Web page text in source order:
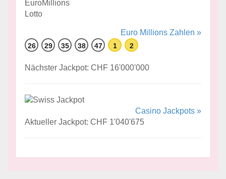
Euro Millions Zahlen »
26 29 35 38 47 1 2
Nächster Jackpot: CHF 16'000'000
Casino Jackpots »
Aktueller Jackpot: CHF 1'040'675